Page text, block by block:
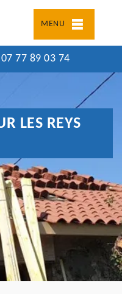
MENU
07 77 89 03 74
LES REYS